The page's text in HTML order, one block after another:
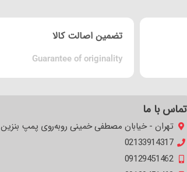
تضمین اصالت کالا
Guarantee of originality
تماس با ما
تهران - خیابان مصطفی خمینی روبه‌روی پمپ بنزین
02133914317
09129451462